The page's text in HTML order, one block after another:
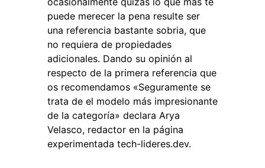
puede merecer la pena resulte ser
una referencia bastante sobria, que
no requiera de propiedades
adicionales. Dando su opinión al
respecto de la primera referencia que
os recomendamos «Seguramente se
trata de el modelo más impresionante
de la categoría» declara Arya
Velasco, redactor en la página
experimentada tech-lideres.dev.